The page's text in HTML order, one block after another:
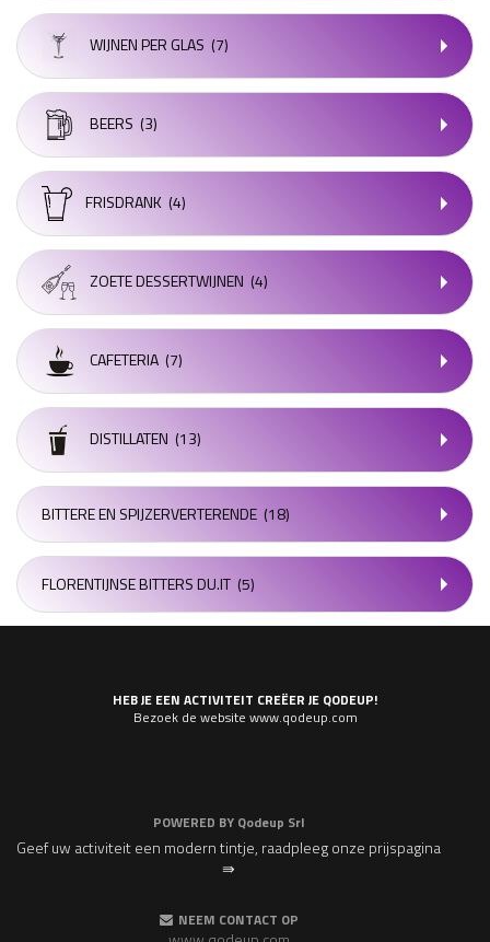
WIJNEN PER GLAS (7)
BEERS (3)
FRISDRANK (4)
ZOETE DESSERTWIJNEN (4)
CAFETERIA (7)
DISTILLATEN (13)
BITTERE EN SPIJZERVERTERENDE (18)
FLORENTIJNSE BITTERS DU.IT (5)
HEB JE EEN ACTIVITEIT CREËER JE QODEUP!
Bezoek de website www.qodeup.com
POWERED BY Qodeup Srl
Geef uw activiteit een modern tintje, raadpleeg onze prijspagina
⇛
NEEM CONTACT OP